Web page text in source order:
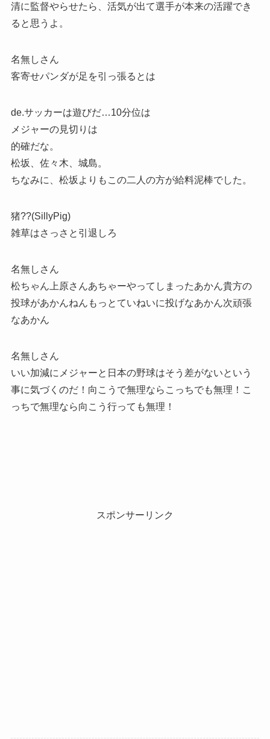
清に監督やらせたら、活気が出て選手が本来の活躍でき
ると思うよ。
名無しさん
客寄せパンダが足を引っ張るとは
de.サッカーは遊びだ…10分位は
メジャーの見切りは
的確だな。
松坂、佐々木、城島。
ちなみに、松坂よりもこの二人の方が給料泥棒でした。
猪??(SillyPig)
雑草はさっさと引退しろ
名無しさん
松ちゃん上原さんあちゃーやってしまったあかん貴方の
投球があかんねんもっとていねいに投げなあかん次頑張
なあかん
名無しさん
いい加減にメジャーと日本の野球はそう差がないという
事に気づくのだ！向こうで無理ならこっちでも無理！こ
っちで無理なら向こう行っても無理！
スポンサーリンク